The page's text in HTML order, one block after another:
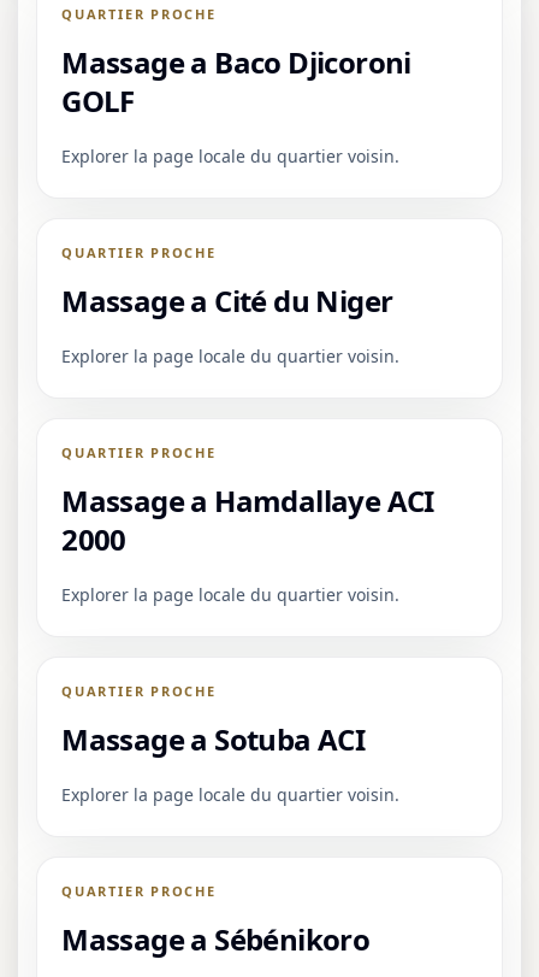
QUARTIER PROCHE
Massage a Baco Djicoroni
GOLF
Explorer la page locale du quartier voisin.
QUARTIER PROCHE
Massage a Cité du Niger
Explorer la page locale du quartier voisin.
QUARTIER PROCHE
Massage a Hamdallaye ACI
2000
Explorer la page locale du quartier voisin.
QUARTIER PROCHE
Massage a Sotuba ACI
Explorer la page locale du quartier voisin.
QUARTIER PROCHE
Massage a Sébénikoro